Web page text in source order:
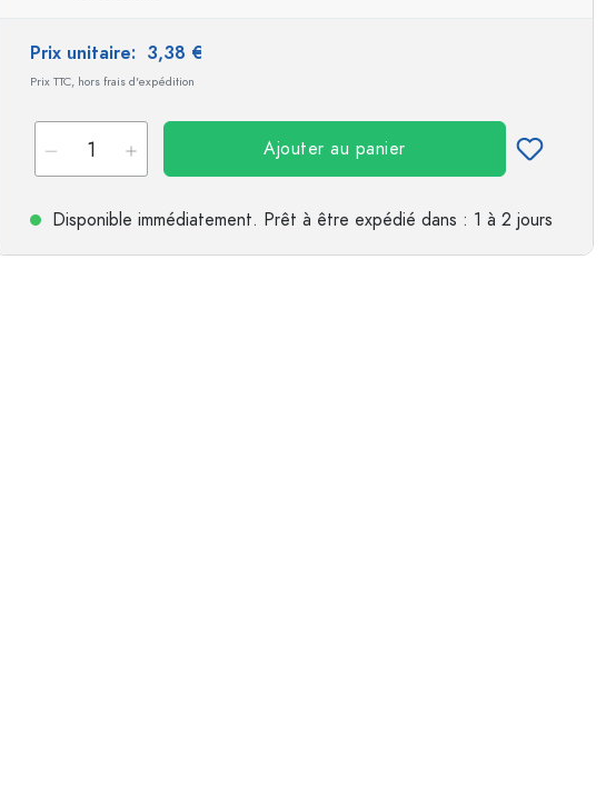
Prix unitaire: 3,38 €
Prix TTC, hors frais d'expédition
Ajouter au panier
Disponible immédiatement. Prêt à être expédié dans : 1 à 2 jours